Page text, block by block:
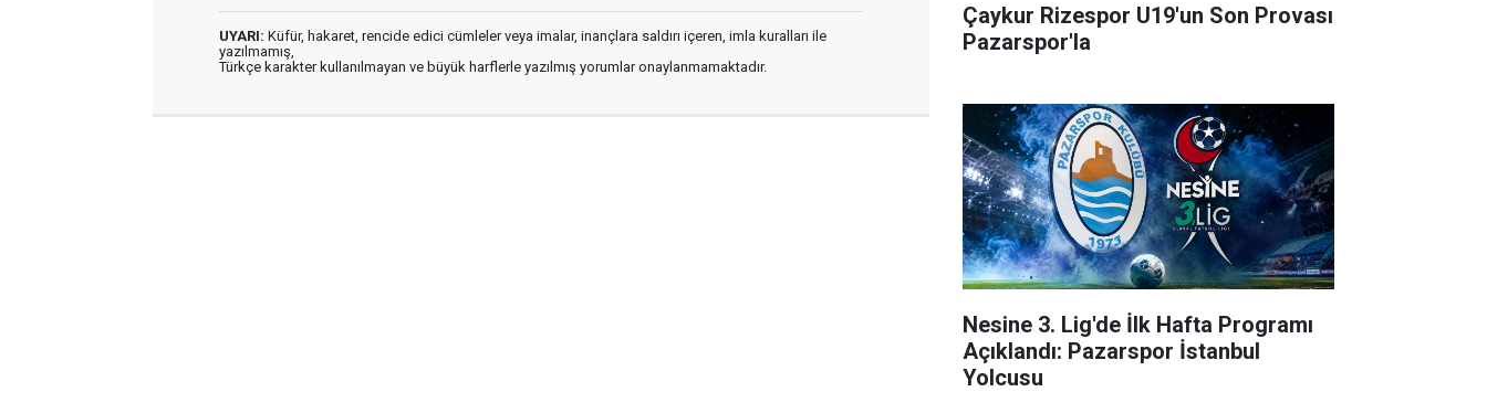
UYARI: Küfür, hakaret, rencide edici cümleler veya imalar, inançlara saldırı içeren, imla kuralları ile
yazılmamış,
Türkçe karakter kullanılmayan ve büyük harflerle yazılmış yorumlar onaylanmamaktadır.
Çaykur Rizespor U19'un Son Provası
Pazarspor'la
Nesine 3. Lig'de İlk Hafta Programı
Açıklandı: Pazarspor İstanbul
Yolcusu